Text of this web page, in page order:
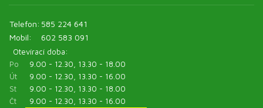
Telefon: 585 224 641
Mobil:
602 583 091
Otevírací doba:
Po
9.00 - 12.30, 13.30 - 18.00
Út
9.00 - 12.30, 13.30 - 16.00
St
9.00 - 12.30, 13.30 - 18.00
Čt
9.00 - 12.30, 13.30 - 16.00